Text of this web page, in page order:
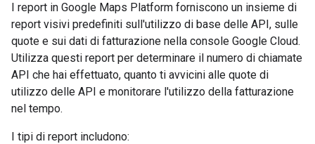
I report in Google Maps Platform forniscono un insieme di
report visivi predefiniti sull'utilizzo di base delle API, sulle
quote e sui dati di fatturazione nella console Google Cloud.
Utilizza questi report per determinare il numero di chiamate
API che hai effettuato, quanto ti avvicini alle quote di
utilizzo delle API e monitorare l'utilizzo della fatturazione
nel tempo.
I tipi di report includono: